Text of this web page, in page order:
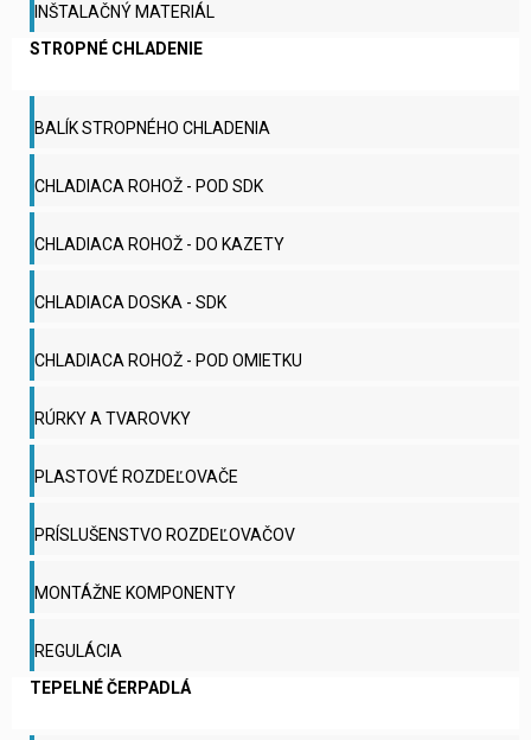
INŠTALAČNÝ MATERIÁL
STROPNÉ CHLADENIE
BALÍK STROPNÉHO CHLADENIA
CHLADIACA ROHOŽ - POD SDK
CHLADIACA ROHOŽ - DO KAZETY
CHLADIACA DOSKA - SDK
CHLADIACA ROHOŽ - POD OMIETKU
RÚRKY A TVAROVKY
PLASTOVÉ ROZDEĽOVAČE
PRÍSLUŠENSTVO ROZDEĽOVAČOV
MONTÁŽNE KOMPONENTY
REGULÁCIA
TEPELNÉ ČERPADLÁ